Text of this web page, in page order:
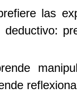
las
deductivo: